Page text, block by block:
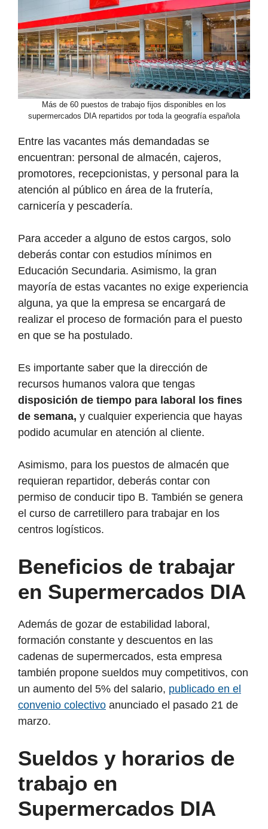
Más de 60 puestos de trabajo fijos disponibles en los
supermercados DIA repartidos por toda la geografía española
Entre las vacantes más demandadas se
encuentran: personal de almacén, cajeros,
promotores, recepcionistas, y personal para la
atención al público en área de la frutería,
carnicería y pescadería.
Para acceder a alguno de estos cargos, solo
deberás contar con estudios mínimos en
Educación Secundaria. Asimismo, la gran
mayoría de estas vacantes no exige experiencia
alguna, ya que la empresa se encargará de
realizar el proceso de formación para el puesto
en que se ha postulado.
Es importante saber que la dirección de
recursos humanos valora que tengas
disposición de tiempo para laboral los fines
de semana, y cualquier experiencia que hayas
podido acumular en atención al cliente.
Asimismo, para los puestos de almacén que
requieran repartidor, deberás contar con
permiso de conducir tipo B. También se genera
el curso de carretillero para trabajar en los
centros logísticos.
Beneficios de trabajar
en Supermercados DIA
Además de gozar de estabilidad laboral,
formación constante y descuentos en las
cadenas de supermercados, esta empresa
también propone sueldos muy competitivos, con
un aumento del 5% del salario, publicado en el
convenio colectivo anunciado el pasado 21 de
marzo.
Sueldos y horarios de
trabajo en
Supermercados DIA